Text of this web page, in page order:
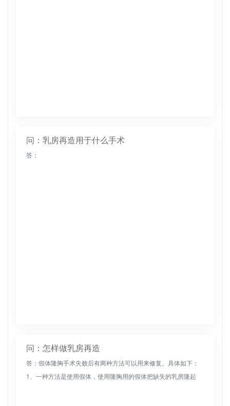
问：乳房再造用于什么手术
答：
问：怎样做乳房再造
答：假体隆胸手术失败后有两种方法可以用来修复。具体如下：
1、一种方法是使用假体，使用隆胸用的假体把缺失的乳房隆起